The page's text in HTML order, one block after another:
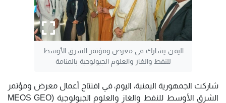
اليمن يشارك في معرض ومؤتمر الشرق الأوسط
للنفط والغاز والعلوم الجيولوجية بالمنامة
شاركت الجمهورية اليمنية، اليوم، في افتتاح أعمال معرض ومؤتمر
الشرق الأوسط للنفط والغاز والعلوم الجيولوجية (MEOS GEO